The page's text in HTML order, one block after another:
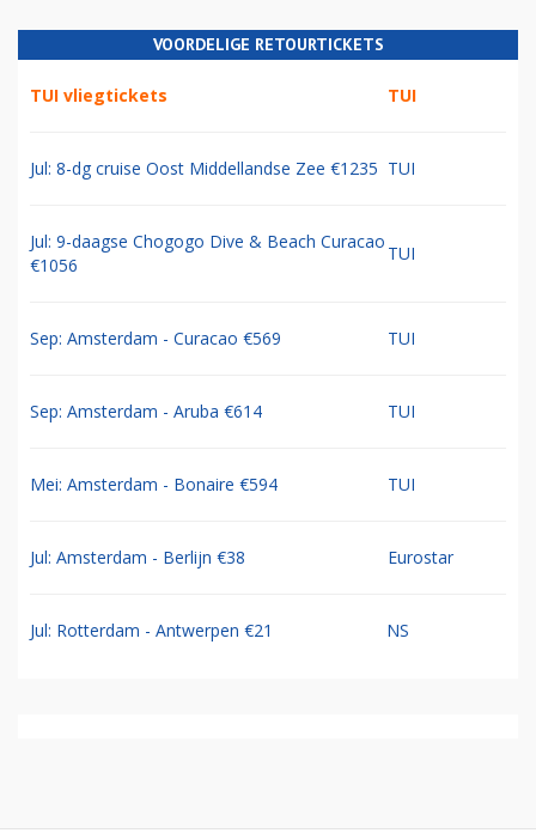
VOORDELIGE RETOURTICKETS
TUI vliegtickets TUI
Jul: 8-dg cruise Oost Middellandse Zee €1235 TUI
Jul: 9-daagse Chogogo Dive & Beach Curacao
€1056
TUI
Sep: Amsterdam - Curacao €569 TUI
Sep: Amsterdam - Aruba €614 TUI
Mei: Amsterdam - Bonaire €594 TUI
Jul: Amsterdam - Berlijn €38 Eurostar
Jul: Rotterdam - Antwerpen €21 NS